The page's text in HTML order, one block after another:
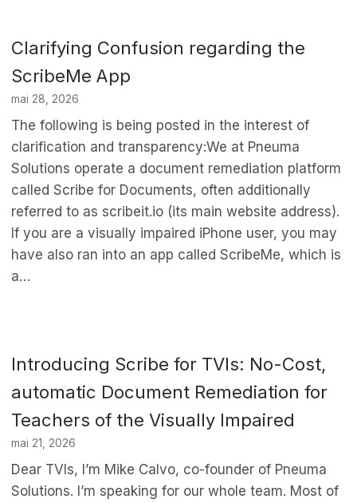
Clarifying Confusion regarding the
ScribeMe App
mai 28, 2026
The following is being posted in the interest of
clarification and transparency:We at Pneuma
Solutions operate a document remediation platform
called Scribe for Documents, often additionally
referred to as scribeit.io (its main website address).
If you are a visually impaired iPhone user, you may
have also ran into an app called ScribeMe, which is
a…
Introducing Scribe for TVIs: No-Cost,
automatic Document Remediation for
Teachers of the Visually Impaired
mai 21, 2026
Dear TVIs, I’m Mike Calvo, co-founder of Pneuma
Solutions. I’m speaking for our whole team. Most of